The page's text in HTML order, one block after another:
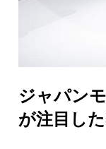
ジャパン
が注目し